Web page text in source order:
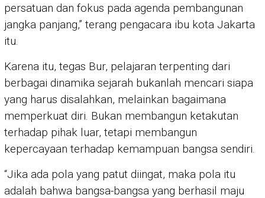
persatuan dan fokus pada agenda pembangunan
jangka panjang,” terang pengacara ibu kota Jakarta
itu.
Karena itu, tegas Bur, pelajaran terpenting dari
berbagai dinamika sejarah bukanlah mencari siapa
yang harus disalahkan, melainkan bagaimana
memperkuat diri. Bukan membangun ketakutan
terhadap pihak luar, tetapi membangun
kepercayaan terhadap kemampuan bangsa sendiri.
“Jika ada pola yang patut diingat, maka pola itu
adalah bahwa bangsa-bangsa yang berhasil maju